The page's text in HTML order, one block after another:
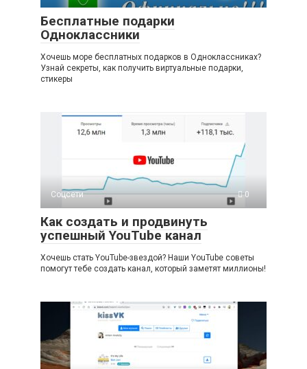
Бесплатные подарки
Одноклассники
Хочешь море бесплатных подарков в Одноклассниках?
Узнай секреты, как получить виртуальные подарки,
стикеры
Соцсети 0
Как создать и продвинуть
успешный YouTube канал
Хочешь стать YouTube-звездой? Наши YouTube советы
помогут тебе создать канал, который заметят миллионы!